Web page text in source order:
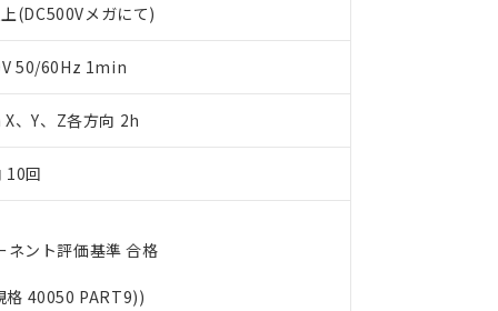
(DC500Vメガにて)
50/60Hz 1min
、Y、Z各方向 2h
10回
ネント評価基準 合格
格 40050 PART9))
用者とは、"個人情報の共同利用に関して"
ます。
質）の非含有証明書
書（当社基準）
点で非含有を証明するもので、過去に遡って非含有を証明するも
タル酸エステル類４物質の対応では、対応完了までの期間は出
考欄に対応日を記載しておりました。
への在庫切替を完了していることから、特段のことがない限り、
。